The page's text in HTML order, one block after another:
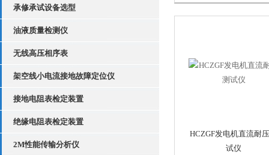
承修承试设备选型
油液质量检测仪
无线高压相序表
架空线小电流接地故障定位仪
接地电阻表检定装置
绝缘电阻表检定装置
2M性能传输分析仪
HCZGF发电机直流耐
试仪